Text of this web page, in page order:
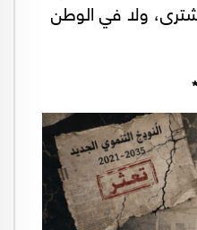
ولا في الوطن